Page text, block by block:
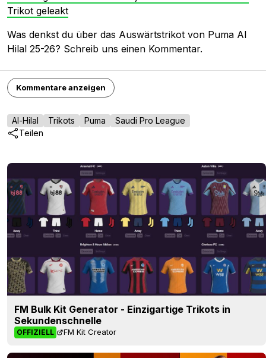
Trikot geleakt
Was denkst du über das Auswärtstrikot von Puma Al
Hilal 25-26? Schreib uns einen Kommentar.
Kommentare anzeigen
Al-Hilal Trikots Puma
Saudi Pro League
Teilen
FM Bulk Kit Generator - Einzigartige Trikots in
Sekundenschnelle
OFFIZIELL FM Kit Creator